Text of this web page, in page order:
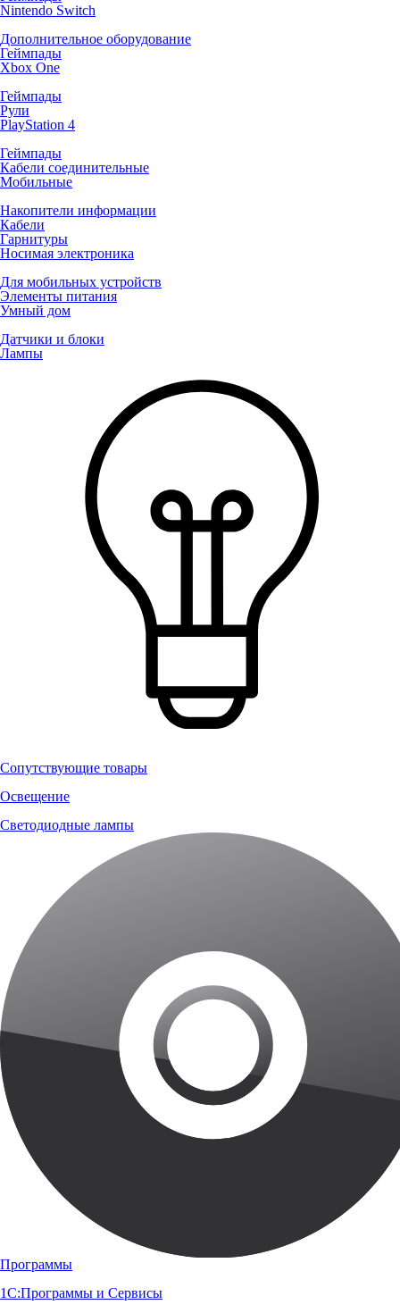
Nintendo Switch
Дополнительное оборудование
Геймпады
Xbox One
Геймпады
Рули
PlayStation 4
Геймпады
Кабели соединительные
Мобильные
Накопители информации
Кабели
Гарнитуры
Носимая электроника
Для мобильных устройств
Элементы питания
Умный дом
Датчики и блоки
Лампы
Сопутствующие товары
Освещение
Светодиодные лампы
Программы
1С:Программы и Сервисы